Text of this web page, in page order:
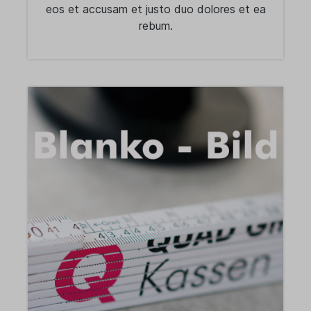
eos et accusam et justo duo dolores et ea
rebum.